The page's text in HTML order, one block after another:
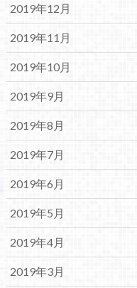
2019年12月
2019年11月
2019年10月
2019年9月
2019年8月
2019年7月
2019年6月
2019年5月
2019年4月
2019年3月